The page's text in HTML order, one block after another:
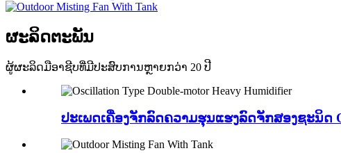
ຜະລິດຕະພັນ
ຜູ້ຜະລິດມືອາຊີບທີ່ມີປະສົບການຫຼາຍກວ່າ 20 ປີ
ປະເພດເຄື່ອງຈັກລົດຄວາມຮຸນແຮງລົດຈັກສອງຊະນິດ